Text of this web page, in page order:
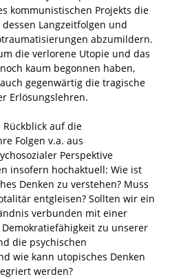
kommunistischen Projekts die
Langzeitfolgen und
abzumildern.
die verlorene Utopie und das
kaum begonnen haben,
gegenwärtig die tragische
Erlösungslehren.
auf die
Folgen v.a. aus
Perspektive
insofern hochaktuell: Wie ist
Denken zu verstehen? Muss
entgleisen? Sollten wir ein
verbunden mit einer
zu unserer
die psychischen
wie kann utopisches Denken
werden?